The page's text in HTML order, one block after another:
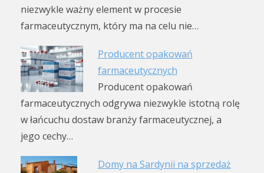
niezwykle ważny element w procesie
farmaceutycznym, który ma na celu nie…
Producent opakowań
farmaceutycznych
Producent opakowań
farmaceutycznych odgrywa niezwykle istotną rolę
w łańcuchu dostaw branży farmaceutycznej, a
jego cechy…
Domy na Sardynii na sprzedaż